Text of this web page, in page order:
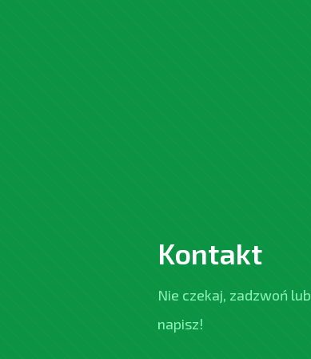
Kontakt
Nie czekaj, zadzwoń lub
napisz!